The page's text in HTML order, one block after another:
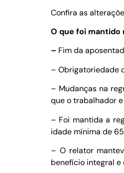
Confira as
O que foi
– Fim da
– Obrigatoriedade
– Mudanças na
que o trabalhador
– Foi mantida a
idade mínima de
– O relator
benefício integral e